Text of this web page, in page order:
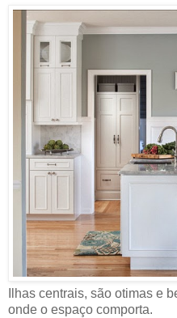
Ilhas centrais, são otimas e
onde o espaço comporta.